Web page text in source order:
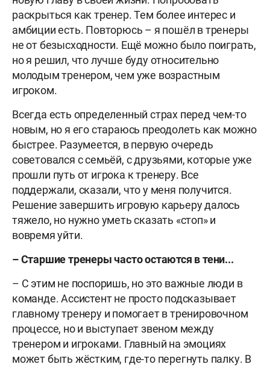
раскрыться как тренер. Тем более интерес и
амбиции есть. Повторюсь – я пошёл в тренеры
не от безысходности. Ещё можно было поиграть,
но я решил, что лучше буду относительно
молодым тренером, чем уже возрастным
игроком.
Всегда есть определенный страх перед чем-то
новым, но я его стараюсь преодолеть как можно
быстрее. Разумеется, в первую очередь
советовался с семьёй, с друзьями, которые уже
прошли путь от игрока к тренеру. Все
поддержали, сказали, что у меня получится.
Решение завершить игровую карьеру далось
тяжело, но нужно уметь сказать «стоп» и
вовремя уйти.
– Старшие тренеры часто остаются в тени...
– С этим не поспоришь, но это важные люди в
команде. Ассистент не просто подсказывает
главному тренеру и помогает в тренировочном
процессе, но и выступает звеном между
тренером и игроками. Главный на эмоциях
может быть жёстким, где-то перегнуть палку. В